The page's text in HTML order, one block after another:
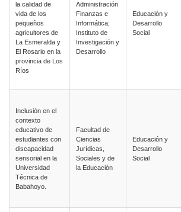
la calidad de
vida de los
pequeños
agricultores de
La Esmeralda y
El Rosario en la
provincia de Los
Ríos
Administración
Finanzas e
Informática;
Instituto de
Investigación y
Desarrollo
Educación y
Desarrollo
Social
Inclusión en el
contexto
educativo de
estudiantes con
discapacidad
sensorial en la
Universidad
Técnica de
Babahoyo.
Facultad de
Ciencias
Jurídicas,
Sociales y de
la Educación
Educación y
Desarrollo
Social